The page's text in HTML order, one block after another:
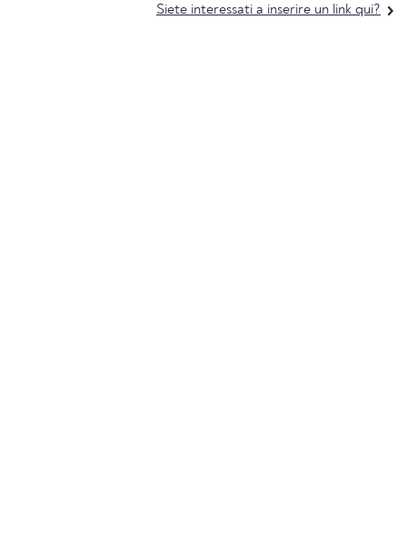
Siete interessati a inserire un link qui?